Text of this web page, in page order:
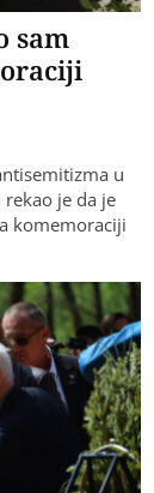
sam
u
je da je
komemoraciji